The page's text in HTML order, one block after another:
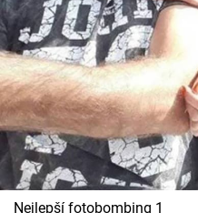
Cool Esport
Pořady
TV Program
Sledujte prima+
Přihlášení
Nejlepší fotobombing 1